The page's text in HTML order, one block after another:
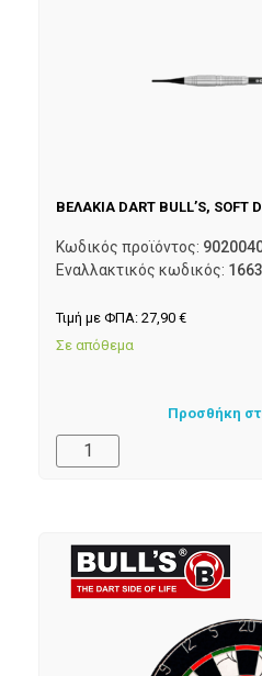
ΒΕΛΑΚΙΑ DART BULL’S, SOFT
Κωδικός προϊόντος:
Εναλλακτικός κωδικός:
Τιμή με ΦΠΑ: 27,90 €
Σε απόθεμα
Προσθήκη